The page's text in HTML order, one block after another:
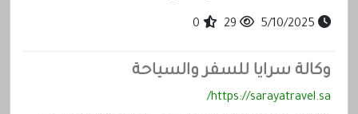
وكالة سرايا للسفر والسياحة
https://sarayatravel.sa/